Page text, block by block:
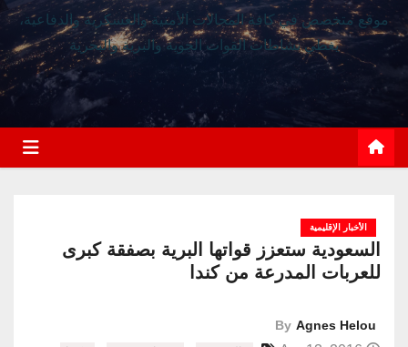
موقع متخصص في كافة المجالات الأمنية والعسكرية والدفاعية،
يغطي نشاطات القوات الجوية والبرية والبحرية
الأخبار الإقليمية
السعودية ستعزز قواتها البرية بصفقة كبرى
للعربات المدرعة من كندا
By Agnes Helou